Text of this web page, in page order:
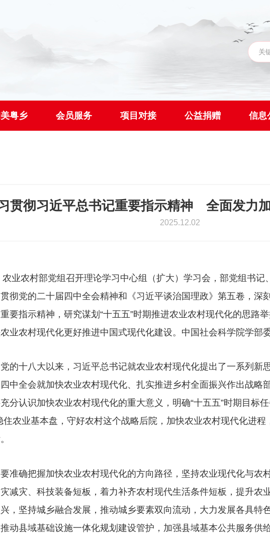
粤乡 会员服务 项目对接 公益捐赠 信息
贯彻习近平总书记重要指示精神 全面发力
2025.12.02
农业农村部党组召开理论学习中心组（扩大）学习会，部党组书记
彻党的二十届四中全会精神和《习近平谈治国理政》第五卷，深
要指示精神，研究谋划“十五五”时期推进农业农村现代化的思路
业农村现代化更好推进中国式现代化建设。中国社会科学院学部
十八大以来，习近平总书记就农业农村现代化提出了一系列新
中全会就加快农业农村现代化、扎实推进乡村全面振兴作出战略
分认识加快农业农村现代化的重大意义，明确“十五五”时期目标
住农业基本盘，守好农村这个战略后院，加快农业农村现代化进
确把握加快农业农村现代化的方向路径，坚持农业现代化与农
减灾、科技装备短板，着力补齐农村现代生活条件短板，提升农
，坚持城乡融合发展，推动城乡要素双向流动，大力发展各具特
动县域基础设施一体化规划建设管护，加强县域基本公共服务供